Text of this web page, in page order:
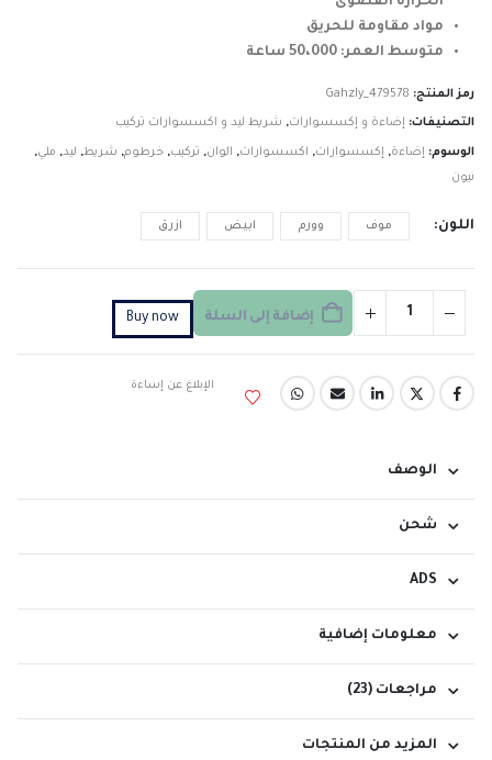
مواد مقاومة للحريق
متوسط ​​العمر: 50،000 ساعة
رمز المنتج: Gahzly_479578
التصنيفات: إضاءة و إكسسوارات, شريط ليد و اكسسوارات تركيب
الوسوم: إضاءة, إكسسوارات, اكسسوارات, الوان, تركيب, خرطوم, شريط, ليد, ملي,
نيون
اللون موف وورم ابيض ازرق
إضافة إلى السلة Buy now
الإبلاغ عن إساءة
الوصف
شحن
ADS
معلومات إضافية
مراجعات (23)
المزيد من المنتجات